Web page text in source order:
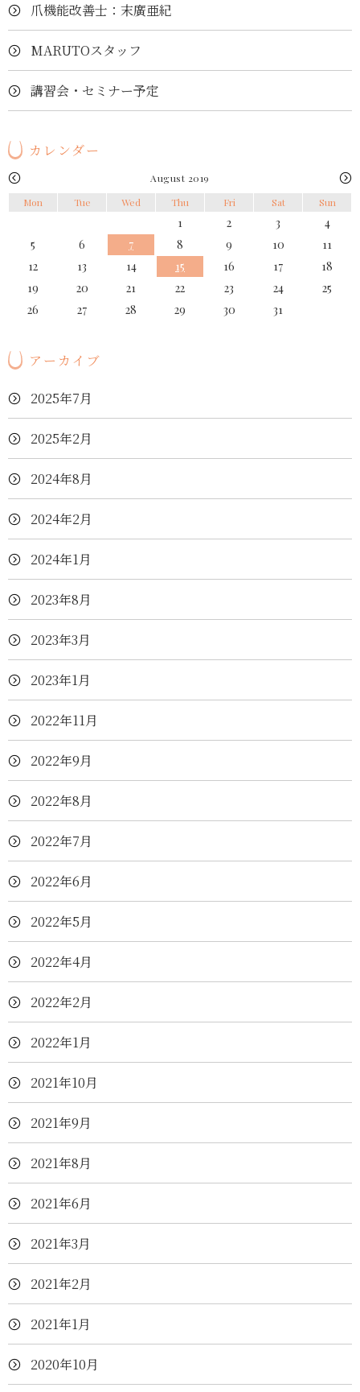
爪機能改善士：末廣亜紀
MARUTOスタッフ
講習会・セミナー予定
カレンダー
August 2019
Mon
Tue Wed Thu Fri Sat Sun
1 2 3
4
5
6 7 8 9 10
11
12
13 14 15 16 17
18
19
20 21 22 23 24
25
26
27 28 29 30 31
アーカイブ
2025年7月
2025年2月
2024年8月
2024年2月
2024年1月
2023年8月
2023年3月
2023年1月
2022年11月
2022年9月
2022年8月
2022年7月
2022年6月
2022年5月
2022年4月
2022年2月
2022年1月
2021年10月
2021年9月
2021年8月
2021年6月
2021年3月
2021年2月
2021年1月
2020年10月